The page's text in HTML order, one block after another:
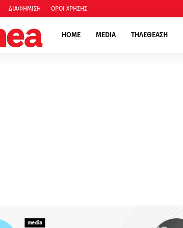
ΔΙΑΦΗΜΙΣΗ ΟΡΟΙ ΧΡΗΣΗΣ
HOME MEDIA ΤΗΛΕΘΕΑΣΗ
media